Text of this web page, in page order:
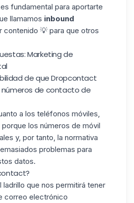
fundamental para aportarte
llamamos inbound
contenido 💡 para que otros
Marketing de
de que Dropcontact
de contacto de
a los teléfonos móviles,
los números de móvil
y, por tanto, la normativa
problemas para
datos.
que nos permitirá tener
correo electrónico